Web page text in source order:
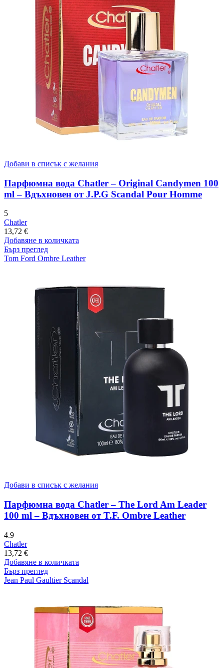
Добави в списък с желания
Парфюмна вода Chatler – Original Candymen 100
ml – Вдъхновен от J.P.G Scandal Pour Homme
5
Chatler
13,72 €
Добавяне в количката
Бърз преглед
Tom Ford Ombre Leather
Добави в списък с желания
Парфюмна вода Chatler – The Lord Am Leader
100 ml – Вдъхновен от T.F. Ombre Leather
4.9
Chatler
13,72 €
Добавяне в количката
Бърз преглед
Jean Paul Gaultier Scandal